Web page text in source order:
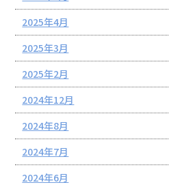
2025年4月
2025年3月
2025年2月
2024年12月
2024年8月
2024年7月
2024年6月